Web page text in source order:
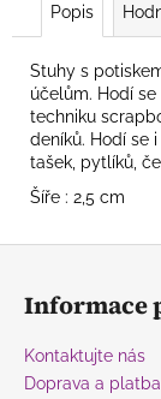
Popis
Stuhy s
účelům. Hodí
techniku
deníků. Hodí se
tašek, pytlíků,
Šíře : 2,5 cm
Z
Informace
Kontaktujte nás
Doprava a platba